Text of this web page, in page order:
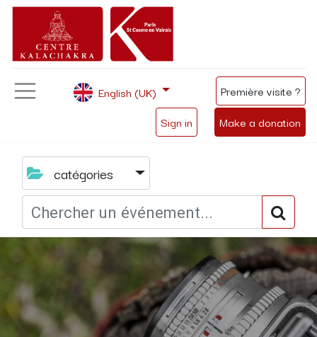
Sign in Make a donation
English (UK) Première visite ?
catégories